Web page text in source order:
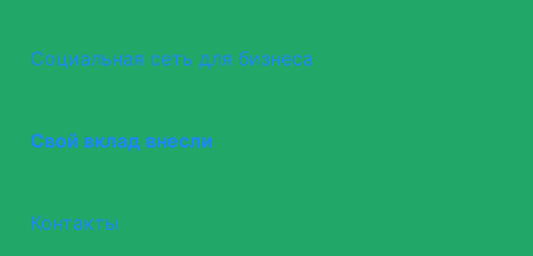
Социальная сеть для бизнеса
Свой вклад внесли
Контакты